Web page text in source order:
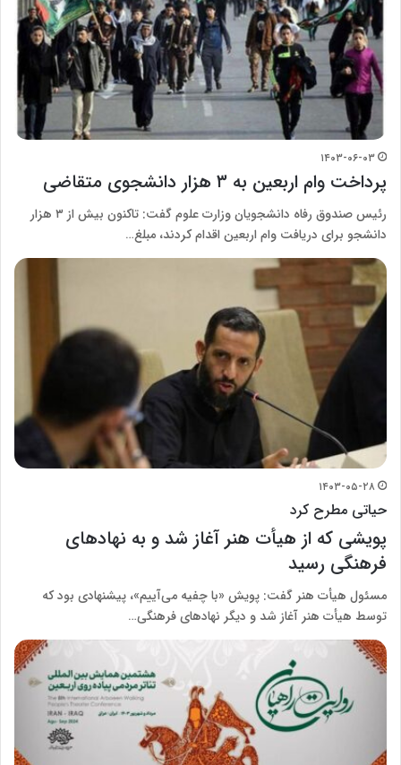
۱۴۰۳-۰۶-۰۳
پرداخت وام اربعین به ۳ هزار دانشجوی متقاضی
رئیس صندوق رفاه دانشجویان وزارت علوم گفت: تاکنون بیش از ۳ هزار
دانشجو برای دریافت وام اربعین اقدام کردند، مبلغ…
۱۴۰۳-۰۵-۲۸
حیاتی مطرح کرد
پویشی که از هیأت هنر آغاز شد و به نهاد‌های
فرهنگی رسید
مسئول هیأت هنر گفت: پویش «با چفیه می‌آییم»، پیشنهادی بود که
توسط هیأت هنر آغاز شد و دیگر نهاد‌های فرهنگی…